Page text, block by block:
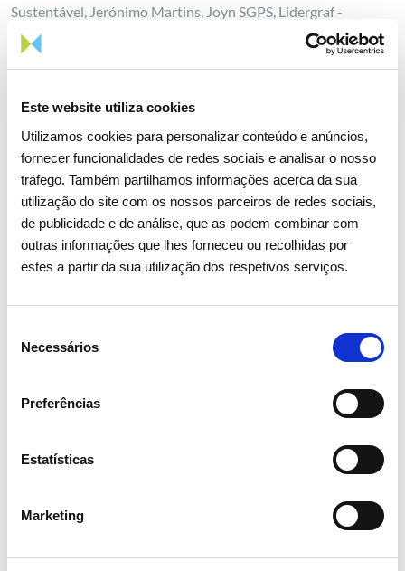
Este website utiliza cookies
Utilizamos cookies para personalizar conteúdo e anúncios,
fornecer funcionalidades de redes sociais e analisar o nosso
tráfego. Também partilhamos informações acerca da sua
utilização do site com os nossos parceiros de redes sociais,
de publicidade e de análise, que as podem combinar com
outras informações que lhes forneceu ou recolhidas por
estes a partir da sua utilização dos respetivos serviços.
Necessários
Preferências
Estatísticas
Marketing
Sustentável, Jerónimo Martins, Joyn SGPS, Lidergraf -
Sustainable Printing, LIPOR - Serviço Intermunicipalizado de
Gestão de Resíduos do Grande Porto, Loyal,
Millennium bcp, Mota-Engil, NOS, Oney Bank, Prio Bio, REN -
Gobain Portugal, Sair da Casca, Santander, Savills Portugal,
Schneider Electric Portugal, Schréder, SECIL, Signium | Xara-
Brasil, Sofid, SOJA DE PORTUGAL, Sonae GPS, SOVENA,
Stravillia Sustainability Hub, SUMOL+COMPAL, Super Bock
Group, SUSTAINAZORES, Tabaqueira, TECNOPLANO, S.A.,
The Navigator Company, Tintex Textiles, TRIVALOR SGPS,
UCI - Dê Crédito à sua Vida, VINCI Energies Portugal, Vogue
Saiba mais em:
https://bcsdportugal.org/manifesto-rumo-